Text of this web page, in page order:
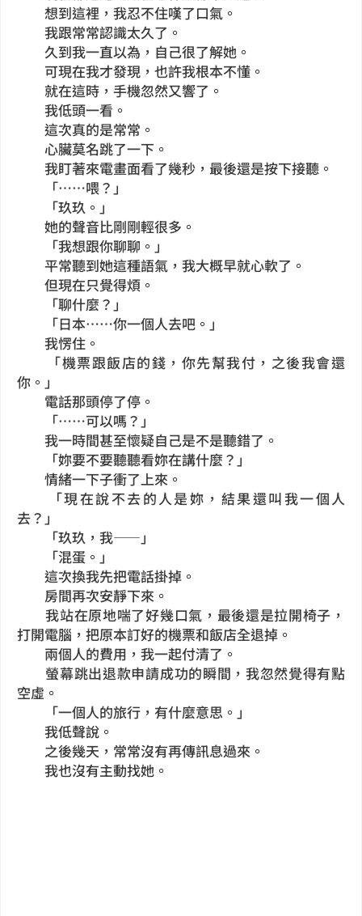
想到這裡，我忍不住嘆了口氣。
我跟常常認識太久了。
久到我一直以為，自己很了解她。
可現在我才發現，也許我根本不懂。
就在這時，手機忽然又響了。
我低頭一看。
這次真的是常常。
心臟莫名跳了一下。
我盯著來電畫面看了幾秒，最後還是按下接聽。
「……喂？」
「玖玖。」
她的聲音比剛剛輕很多。
「我想跟你聊聊。」
平常聽到她這種語氣，我大概早就心軟了。
但現在只覺得煩。
「聊什麼？」
「日本……你一個人去吧。」
我愣住。
「機票跟飯店的錢，你先幫我付，之後我會還
你。」
電話那頭停了停。
「……可以嗎？」
我一時間甚至懷疑自己是不是聽錯了。
「妳要不要聽聽看妳在講什麼？」
情緒一下子衝了上來。
「現在說不去的人是妳，結果還叫我一個人
去？」
「玖玖，我——」
「混蛋。」
這次換我先把電話掛掉。
房間再次安靜下來。
我站在原地喘了好幾口氣，最後還是拉開椅子，
打開電腦，把原本訂好的機票和飯店全退掉。
兩個人的費用，我一起付清了。
螢幕跳出退款申請成功的瞬間，我忽然覺得有點
空虛。
「一個人的旅行，有什麼意思。」
我低聲說。
之後幾天，常常沒有再傳訊息過來。
我也沒有主動找她。